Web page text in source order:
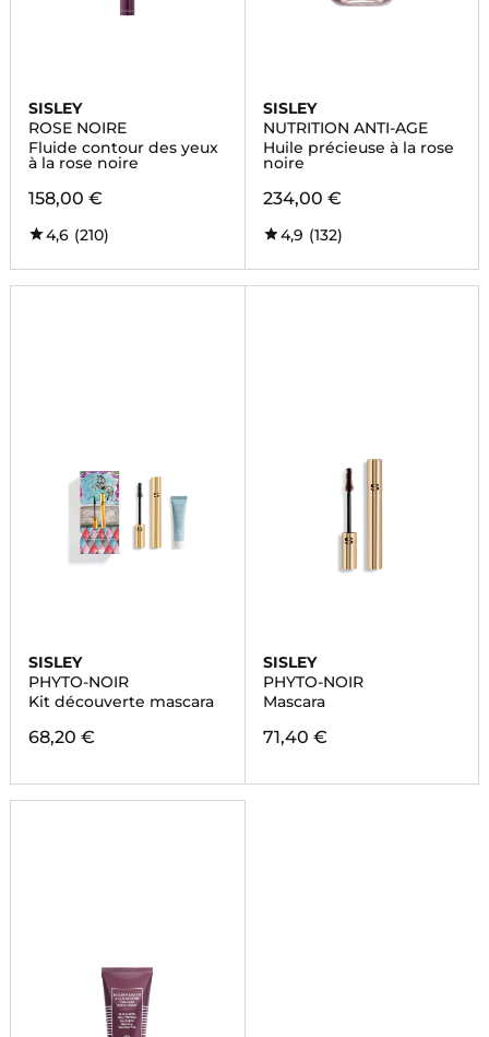
SISLEY
ROSE NOIRE
Fluide contour des yeux
à la rose noire
158,00 €
4,6 (210)
SISLEY
NUTRITION ANTI-AGE
Huile précieuse à la rose
noire
234,00 €
4,9 (132)
SISLEY
PHYTO-NOIR
Kit découverte mascara
68,20 €
SISLEY
PHYTO-NOIR
Mascara
71,40 €